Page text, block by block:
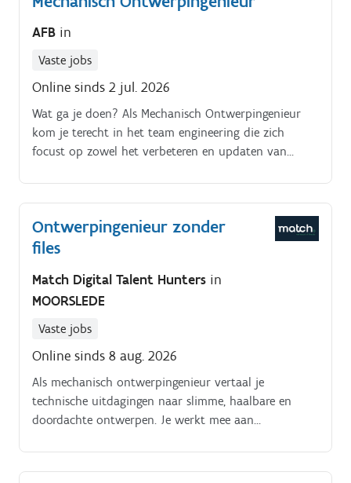
AFB in
Vaste jobs
Online sinds 2 jul. 2026
Wat ga je doen? Als Mechanisch Ontwerpingenieur
kom je terecht in het team engineering die zich
focust op zowel het verbeteren en updaten van
Ontwerpingenieur zonder
files
Match Digital Talent Hunters in
MOORSLEDE
Vaste jobs
Online sinds 8 aug. 2026
Als mechanisch ontwerpingenieur vertaal je
technische uitdagingen naar slimme, haalbare en
doordachte ontwerpen. Je werkt mee aan
betrokken doorheen het volledige traject.